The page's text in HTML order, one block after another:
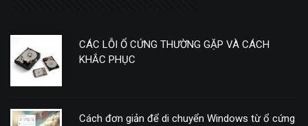
CÁC LỖI Ổ CỨNG THƯỜNG GẶP VÀ CÁCH
KHẮC PHỤC
Cách đơn giản để di chuyển Windows từ ổ cứng